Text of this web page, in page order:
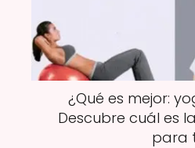
¿Qué es mejor:
Descubre cuál es
para